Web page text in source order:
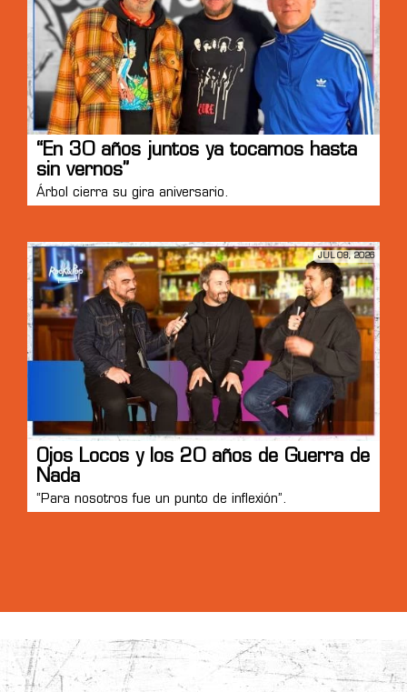
“En 30 años juntos ya tocamos hasta
sin vernos”
Árbol cierra su gira aniversario.
JUL 08, 2026
Ojos Locos y los 20 años de Guerra de
Nada
“Para nosotros fue un punto de inflexión”.